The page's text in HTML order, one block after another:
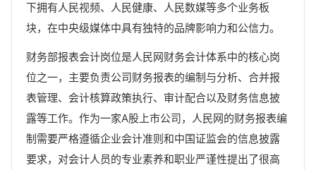
下拥有人民视频、人民健康、人民数媒等多个业务板
块，在中央级媒体中具有独特的品牌影响力和公信力。
财务部报表会计岗位是人民网财务会计体系中的核心岗
位之一，主要负责公司财务报表的编制与分析、合并报
表管理、会计核算政策执行、审计配合以及财务信息披
露等工作。作为一家A股上市公司，人民网的财务报表编
制需要严格遵循企业会计准则和中国证监会的信息披露
要求，对会计人员的专业素养和职业严谨性提出了很高